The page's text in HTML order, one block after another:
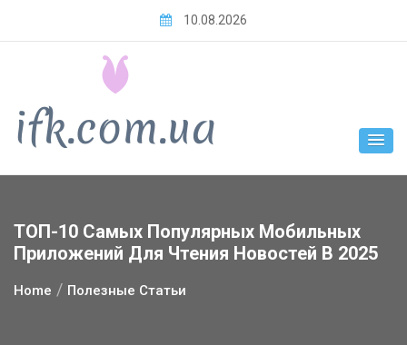
10.08.2026
ТОП-10 Самых Популярных Мобильных
Приложений Для Чтения Новостей В 2025
Home Полезные Статьи